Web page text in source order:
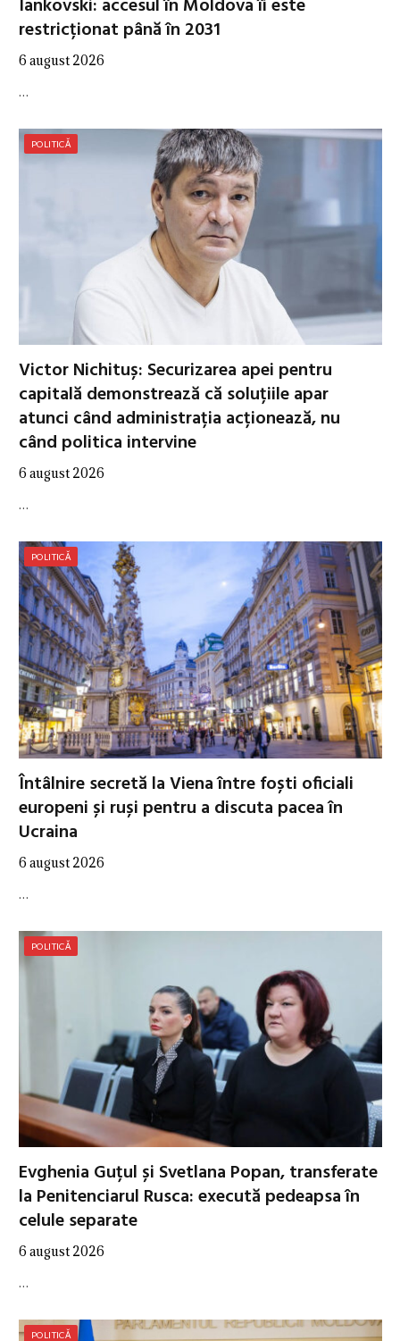
Iankovski: accesul în Moldova îi este
restricționat până în 2031
6 august 2026
…
POLITICĂ
Victor Nichituș: Securizarea apei pentru
capitală demonstrează că soluțiile apar
atunci când administrația acționează, nu
când politica intervine
6 august 2026
…
POLITICĂ
Întâlnire secretă la Viena între foști oficiali
europeni și ruși pentru a discuta pacea în
Ucraina
6 august 2026
…
POLITICĂ
Evghenia Guțul și Svetlana Popan, transferate
la Penitenciarul Rusca: execută pedeapsa în
celule separate
6 august 2026
…
POLITICĂ